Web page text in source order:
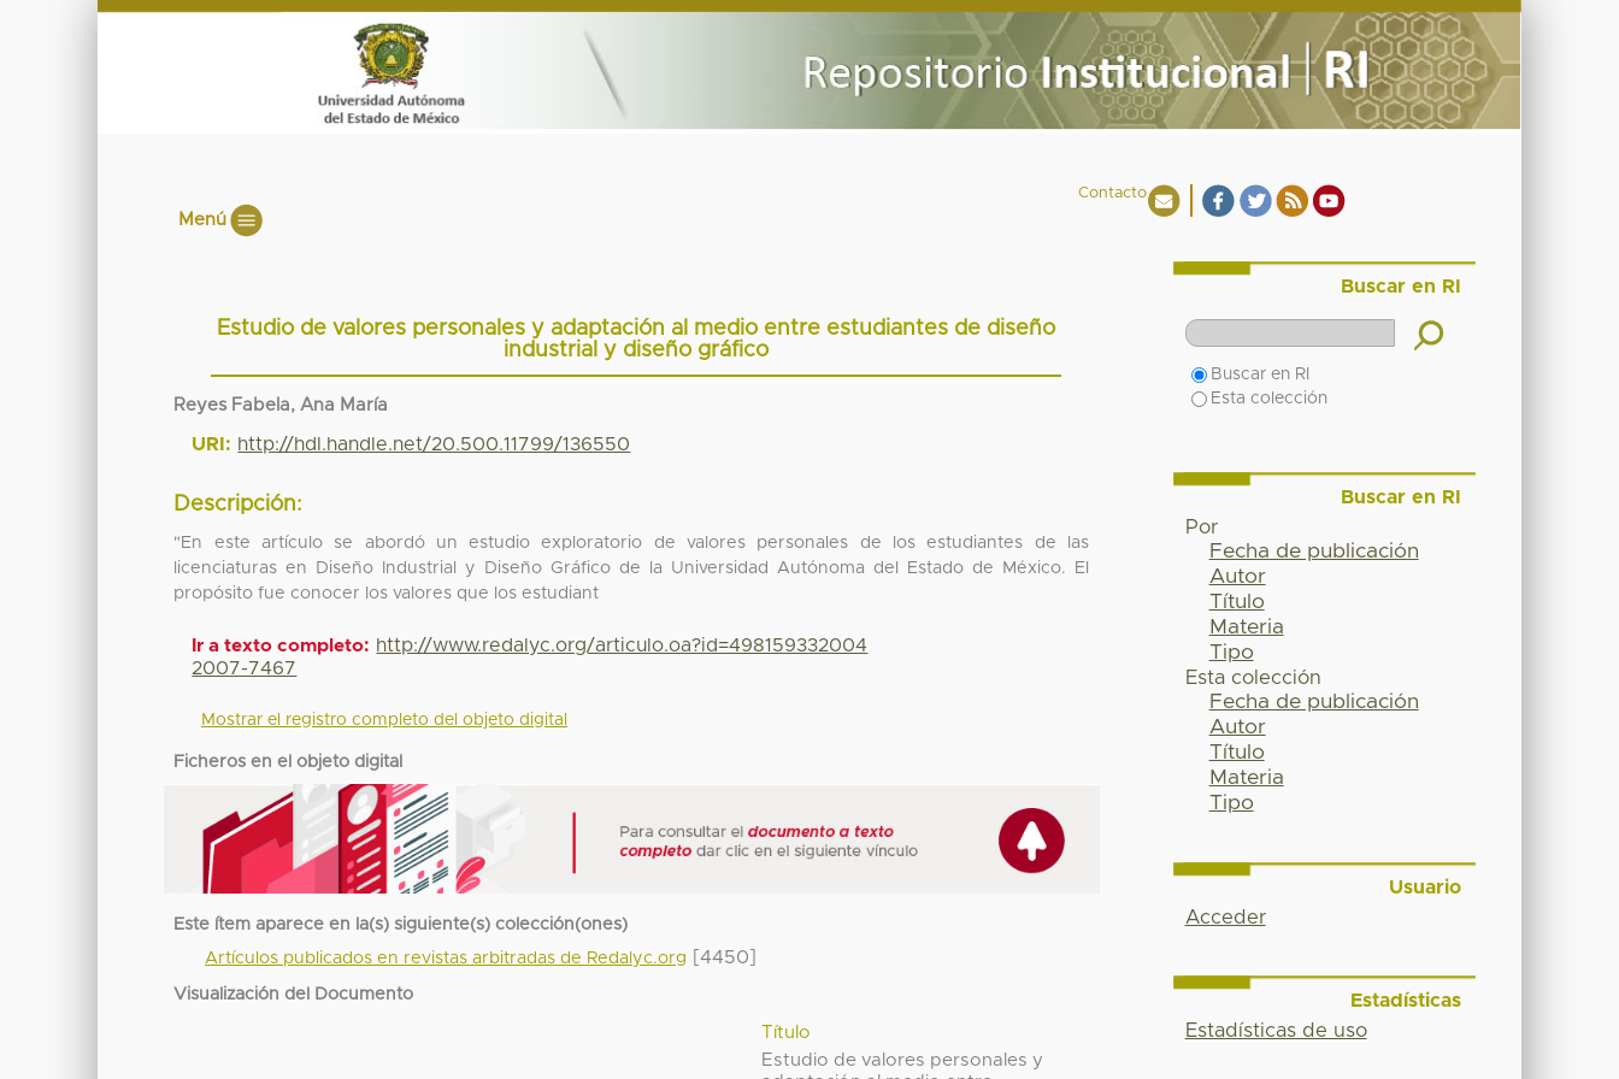
Contacto
Menú
Estudio de valores personales y adaptación al medio entre estudiantes de diseño
industrial y diseño gráfico
Reyes Fabela, Ana María
URI: http://hdl.handle.net/20.500.11799/136550
Descripción:
"En este artículo se abordó un estudio exploratorio de valores personales de los estudiantes de las
licenciaturas en Diseño Industrial y Diseño Gráfico de la Universidad Autónoma del Estado de México. El
propósito fue conocer los valores que los estudiant
Ir a texto completo: http://www.redalyc.org/articulo.oa?id=498159332004
2007-7467
Mostrar el registro completo del objeto digital
Ficheros en el objeto digital
Este ítem aparece en la(s) siguiente(s) colección(ones)
Artículos publicados en revistas arbitradas de Redalyc.org
[4450]
Visualización del Documento
Título
Estudio de valores personales y
Buscar en RI
Buscar en RI
Esta colección
Buscar en RI
Por
Fecha de publicación
Autor
Título
Materia
Tipo
Esta colección
Fecha de publicación
Autor
Título
Materia
Tipo
Usuario
Acceder
Estadísticas
Estadísticas de uso